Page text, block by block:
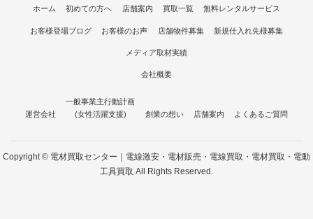
ホーム 初めての方へ 店舗案内 買取一覧 無料レンタルサービス
お客様登場ブログ お客様のお声 店舗物件募集 新規仕入れ先様募集
メディア取材実績
会社概要
運営会社
一般事業主行動計画
(女性活躍支援)
創業の想い 店舗案内 よくあるご質問
Copyright © 電材買取センター｜電線激安・電材販売・電線買取・電材買取・電動
工具買取 All Rights Reserved.